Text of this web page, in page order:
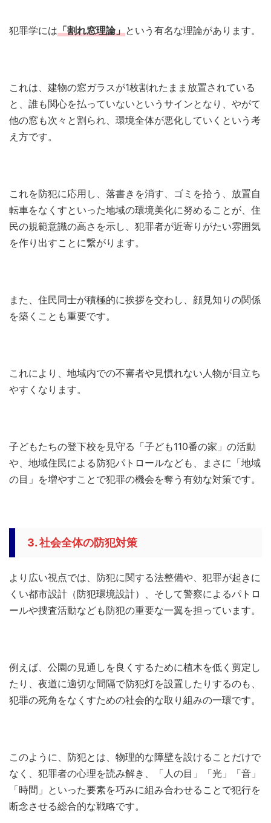
犯罪学には「割れ窓理論」という有名な理論があります。
これは、建物の窓ガラスが1枚割れたまま放置されている
と、誰も関心を払っていないというサインとなり、やがて
他の窓も次々と割られ、環境全体が悪化していくという考
え方です。
これを防犯に応用し、落書きを消す、ゴミを拾う、放置自
転車をなくすといった地域の環境美化に努めることが、住
民の規範意識の高さを示し、犯罪者が近寄りがたい雰囲気
を作り出すことに繋がります。
また、住民同士が積極的に挨拶を交わし、顔見知りの関係
を築くことも重要です。
これにより、地域内での不審者や見慣れない人物が目立ち
やすくなります。
子どもたちの登下校を見守る「子ども110番の家」の活動
や、地域住民による防犯パトロールなども、まさに「地域
の目」を増やすことで犯罪の機会を奪う有効な対策です。
3. 社会全体の防犯対策
より広い視点では、防犯に関する法整備や、犯罪が起きに
くい都市設計（防犯環境設計）、そして警察によるパトロ
ールや捜査活動なども防犯の重要な一翼を担っています。
例えば、公園の見通しを良くするために植木を低く剪定し
たり、夜道に適切な間隔で防犯灯を設置したりするのも、
犯罪の死角をなくすための社会的な取り組みの一環です。
このように、防犯とは、物理的な障壁を設けることだけで
なく、犯罪者の心理を読み解き、「人の目」「光」「音」
「時間」といった要素を巧みに組み合わせることで犯行を
断念させる総合的な戦略です。